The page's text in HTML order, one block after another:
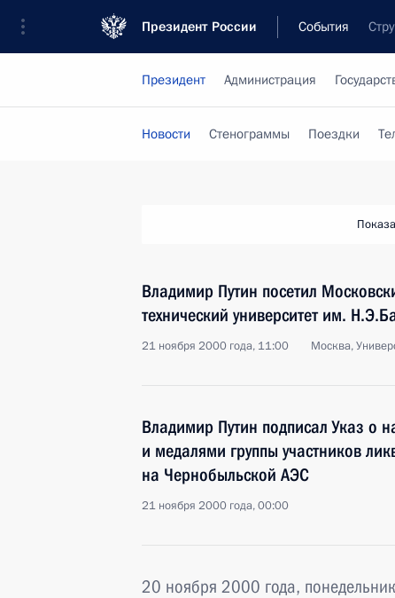
Президент России События
Президент Администрация
Новости Стенограммы Поездки
Владимир Путин посетил
технический университет им.
21 ноября 2000 года, 11:00 Москва,
Владимир Путин подписал Указ о
и медалями группы участников
на Чернобыльской АЭС
21 ноября 2000 года, 00:00
20 ноября 2000 года, понедельник